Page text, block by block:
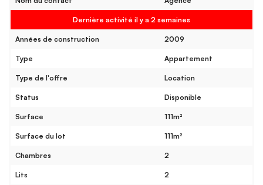
Dernière activité il y a 2 semaines
Années de construction 2009
Type Appartement
Type de l'offre Location
Status Disponible
Surface 111m²
Surface du lot 111m²
Chambres 2
Lits 2